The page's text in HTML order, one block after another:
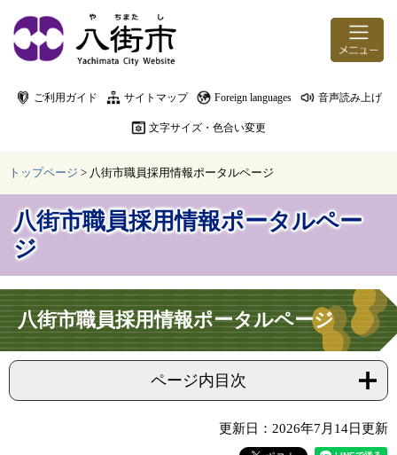
ご利用ガイド サイトマップ Foreign languages 音声読み上げ
文字サイズ・色合い変更
トップページ > 八街市職員採用情報ポータルページ
八街市職員採用情報ポータルペー
ジ
本文
八街市職員採用情報ポータルページ
ページ内目次
更新日：2026年7月14日更新